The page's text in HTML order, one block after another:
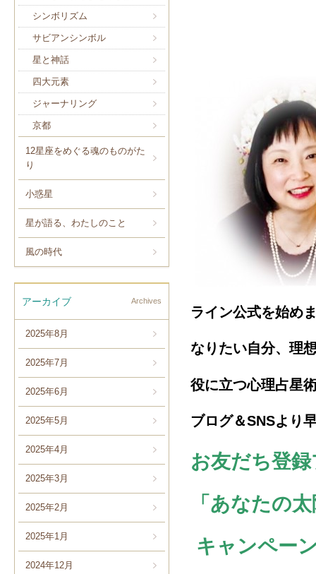
シンボリズム
サビアンシンボル
星と神話
四大元素
ジャーナリング
京都
12星座をめぐる魂のものがた
り
小惑星
星が語る、わたしのこと
風の時代
アーカイブ Archives
2025年8月
2025年7月
2025年6月
2025年5月
2025年4月
2025年3月
2025年2月
2025年1月
2024年12月
ライン公式を始め
なりたい自分、理
役に立つ心理占星
ブログ＆SNSより
お友だち登
「あなたの
キャンペー